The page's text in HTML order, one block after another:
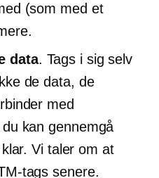
(som med et
data. Tags i sig selv
de data, de
med
kan gennemgå
Vi taler om at
tags senere.